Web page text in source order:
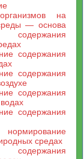
на
— основа
содержания
содержания
содержания
содержания
содержания
средах
содержания